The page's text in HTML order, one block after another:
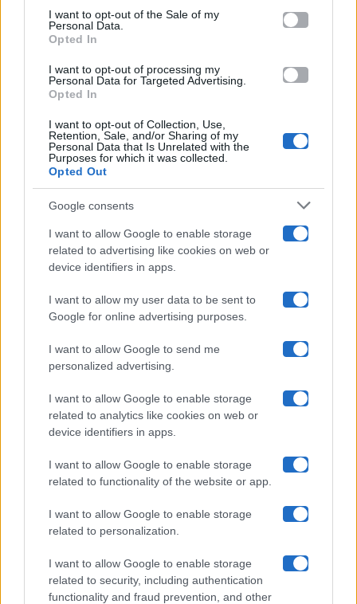
services and may gather and store information including but
not limited to your visit or usage behaviour. You may click to
grant or deny consent to Google and its third-party tags to
consent section.
I want to opt-out of the Sale of my
Personal Data.
Opted In
I want to opt-out of processing my
Personal Data for Targeted Advertising.
Opted In
I want to opt-out of Collection, Use,
Retention, Sale, and/or Sharing of my
Personal Data that Is Unrelated with the
Purposes for which it was collected.
Opted Out
Google consents
I want to allow Google to enable storage
related to advertising like cookies on web or
device identifiers in apps.
I want to allow my user data to be sent to
Google for online advertising purposes.
I want to allow Google to send me
personalized advertising.
I want to allow Google to enable storage
related to analytics like cookies on web or
device identifiers in apps.
I want to allow Google to enable storage
related to functionality of the website or app.
I want to allow Google to enable storage
related to personalization.
I want to allow Google to enable storage
related to security, including authentication
functionality and fraud prevention, and other
Programmi TV
Amici
Ballando Con Le Stelle
Grande Fratello
Isola Dei Famosi
Uomini E Donne
Maste S.r.l.
Chi siamo
Collabora con noi
Contatti
Privacy Policy
Cookie Policy